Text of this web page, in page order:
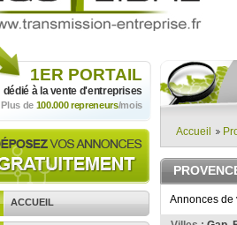
1ER PORTAIL
dédié à la vente d'entreprises
Plus de 100.000 repreneurs/mois
ACCUEIL
Accueil
Annonces de